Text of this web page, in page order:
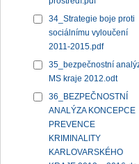
34_Strategie boje proti
sociálnímu vyloučení
2011-2015.pdf
35_bezpečnostní
MS kraje 2012.odt
36_BEZPEČNOSTNÍ
ANALÝZA KONCEPCE
PREVENCE
KRIMINALITY
KARLOVARSKÉHO